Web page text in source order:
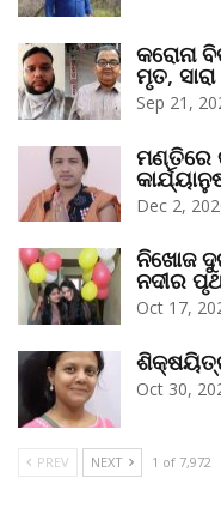
କରୋନା
ମୃତ,
Sep 21,
ମଣ୍ତିରେ
Dec 2,
ନିଖୋଜ
ନଦୀର
Oct 17,
Oct 30,
PREV NEXT 1 of 7,972